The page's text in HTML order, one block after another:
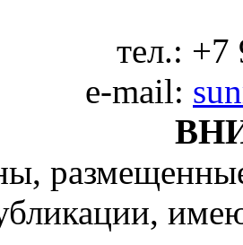
тел.: +7
e-mail: